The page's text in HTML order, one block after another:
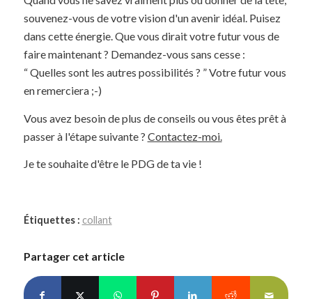
souvenez-vous de votre vision d'un avenir idéal. Puisez
dans cette énergie. Que vous dirait votre futur vous de
faire maintenant ? Demandez-vous sans cesse :
“ Quelles sont les autres possibilités ? ” Votre futur vous
en remerciera ;-)
Vous avez besoin de plus de conseils ou vous êtes prêt à
passer à l'étape suivante ? Contactez-moi.
Je te souhaite d'être le PDG de ta vie !
Étiquettes : collant
Partager cet article